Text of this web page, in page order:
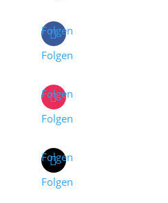
Folgen
Folgen
Folgen
Folgen
Folgen
Folgen